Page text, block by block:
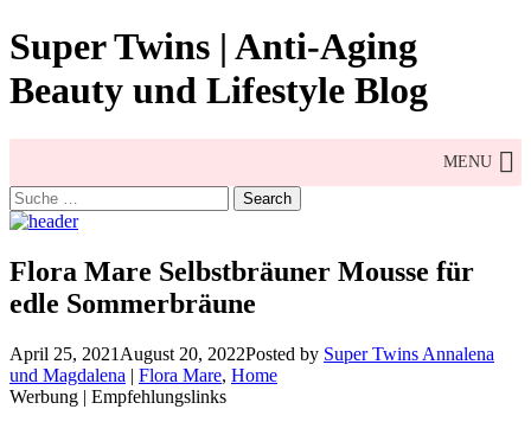
Skip
to
content
Super Twins | Anti-Aging
Beauty und Lifestyle Blog
MENU
Search
for:
Flora Mare Selbstbräuner Mousse für
edle Sommerbräune
April 25, 2021 August 20, 2022Posted by Super Twins Annalena
und Magdalena | Flora Mare, Home
Werbung | Empfehlungslinks